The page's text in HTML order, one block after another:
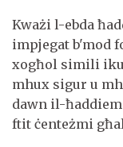
Kważi l-ebda
impjegat b'mod
xogħol simili
mhux sigur u
dawn il-
ftit ċenteżmi